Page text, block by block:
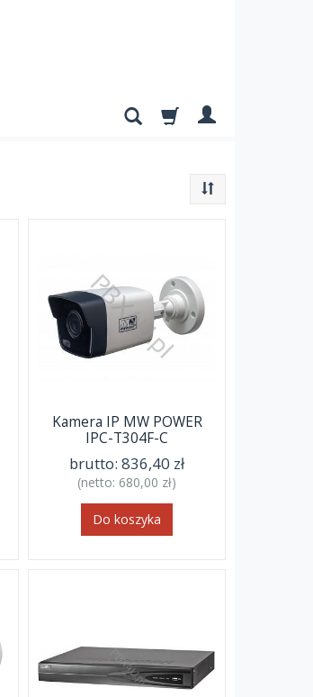
Kamera IP MW POWER
IPC-T304F-C
brutto:836,40 zł
(netto: 680,00 zł)
Do koszyka